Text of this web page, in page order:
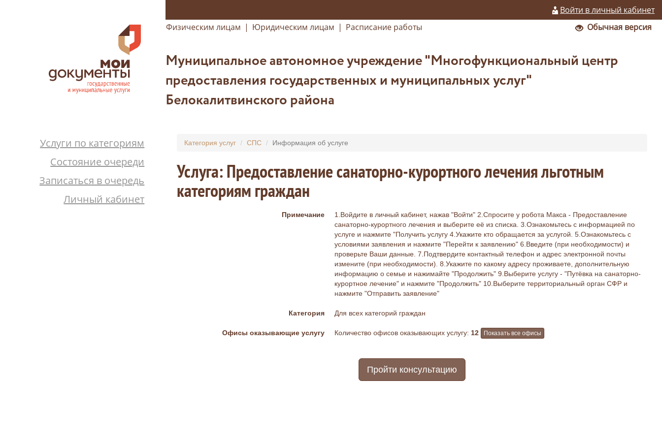
Войти в личный кабинет
Физическим лицам | Юридическим лицам | Расписание работы Обычная версия
Муниципальное автономное учреждение "Многофункциональный центр
предоставления государственных и муниципальных услуг"
Белокалитвинского района
Услуги по категориям
Состояние очереди
Записаться в очередь
Личный кабинет
Категория услуг СПС Информация об услуге
Услуга: Предоставление санаторно-курортного лечения льготным
категориям граждан
Примечание
1.Войдите в личный кабинет, нажав "Войти" 2.Спросите у робота Макса - Предоставление
санаторно-курортного лечения и выберите её из списка. 3.Ознакомьтесь с информацией по
услуге и нажмите "Получить услугу 4.Укажите кто обращается за услугой. 5.Ознакомьтесь с
условиями заявления и нажмите "Перейти к заявлению" 6.Введите (при необходимости) и
проверьте Ваши данные. 7.Подтвердите контактный телефон и адрес электронной почты
измените (при необходимости). 8.Укажите по какому адресу проживаете, дополнительную
информацию о семье и нажимайте "Продолжить" 9.Выберите услугу - "Путёвка на санаторно-
курортное лечение" и нажмите "Продолжить" 10.Выберите территориальный орган СФР и
нажмите "Отправить заявление"
Категория Для всех категорий граждан
Офисы оказывающие услугу Количество офисов оказывающих услугу: 12 Показать все офисы
Пройти консультацию